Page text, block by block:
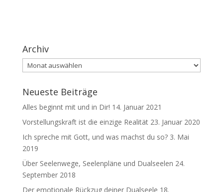
Archiv
Archiv
Neueste Beiträge
Alles beginnt mit und in Dir! 14. Januar 2021
Vorstellungskraft ist die einzige Realität 23. Januar 2020
Ich spreche mit Gott, und was machst du so? 3. Mai
2019
Über Seelenwege, Seelenpläne und Dualseelen 24.
September 2018
Der emotionale Rückzug deiner Dualseele 18.